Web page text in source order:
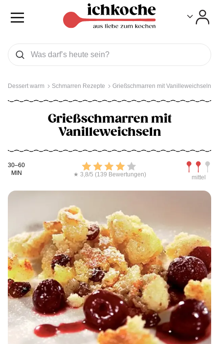
Was wollen Sie suchen
Suchen
Dessert warm Schmarren Rezepte Grießschmarren mit Vanilleweichseln
Grießschmarren mit
Vanilleweichseln
Kochdauer
30–60
MIN
Bewerten
★ 3,8/5 (139 Bewertungen) mittel